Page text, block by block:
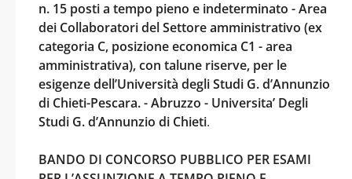
n. 15 posti a tempo pieno e indeterminato - Area
dei Collaboratori del Settore amministrativo (ex
categoria C, posizione economica C1 - area
amministrativa), con talune riserve, per le
esigenze dell’Università degli Studi G. d’Annunzio
di Chieti-Pescara. - Abruzzo - Universita’ Degli
Studi G. d’Annunzio di Chieti.
BANDO DI CONCORSO PUBBLICO PER ESAMI